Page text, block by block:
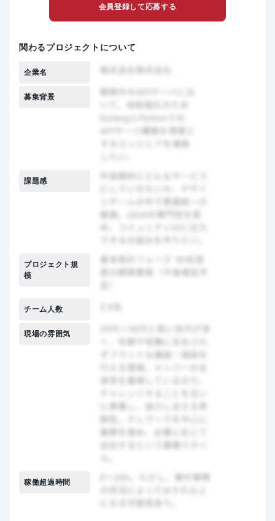
会員登録して応募する
関わるプロジェクトについて
企業名
募集背景
課題感
プロジェクト規
模
チーム人数
現場の雰囲気
稼働超過時間